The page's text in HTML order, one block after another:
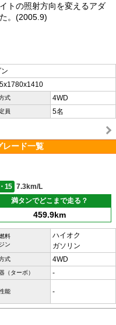
トの照射方向を変えるアダ
。(2005.9)
式 4WD
員 5名
レード一覧
15
7.3km/L
満タンでどこまで走る？
459.9km
料
ン
ハイオク
ガソリン
式 4WD
（ターボ） -
能 -